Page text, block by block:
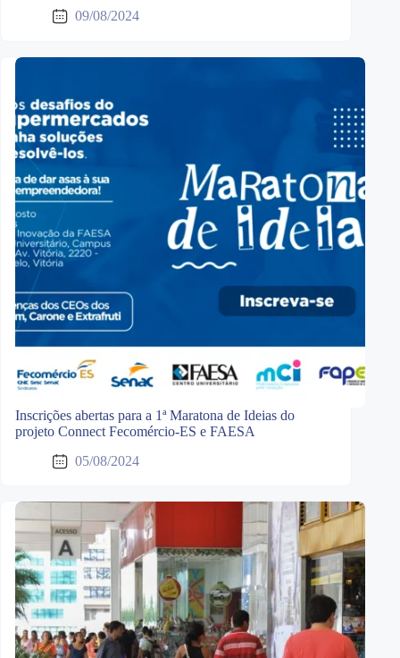
09/08/2024
Inscrições abertas para a 1ª Maratona de Ideias do
projeto Connect Fecomércio-ES e FAESA
05/08/2024